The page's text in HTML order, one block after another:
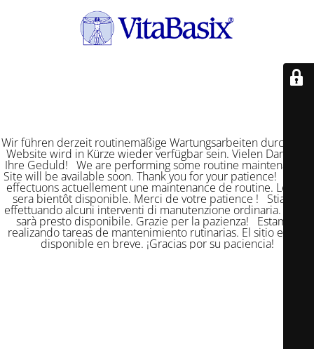
Wir führen derzeit routinemäßige Wartungsarbeiten durch. Die
Website wird in Kürze wieder verfügbar sein. Vielen Dank für
Ihre Geduld! We are performing some routine maintenance.
Site will be available soon. Thank you for your patience! Nous
effectuons actuellement une maintenance de routine. Le site
sera bientôt disponible. Merci de votre patience ! Stiamo
effettuando alcuni interventi di manutenzione ordinaria. Il sito
sarà presto disponibile. Grazie per la pazienza! Estamos
realizando tareas de mantenimiento rutinarias. El sitio estará
disponible en breve. ¡Gracias por su paciencia!